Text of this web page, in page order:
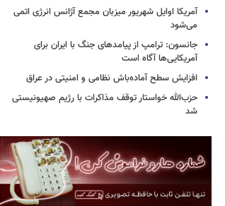
آمریکا اوایل شهریور میزبان مجمع آژانس انرژی اتمی
می‌شود
جانسون: ترامپ از پیامدهای جنگ با ایران برای
آمریکایی‌ها آگاه است
افزایش سطح آماده‌باش نظامی و امنیتی در عراق
حزب‌الله خواستار توقف مذاکرات با رژیم صهیونیستی
شد